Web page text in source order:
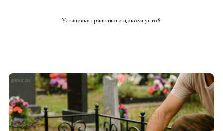
Установка гранитного цоколя уст08